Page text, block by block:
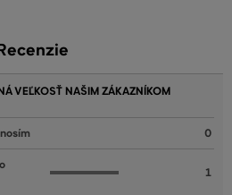
VEĽKOSŤ NAŠIM ZÁKAZNÍKOM
0
1